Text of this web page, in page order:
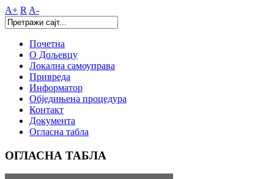
A+ R A-
Почетна
О Дољевцу
Локална самоуправа
Привреда
Информатор
Обједињена процедура
Контакт
Документа
Огласна табла
ОГЛАСНА ТАБЛА